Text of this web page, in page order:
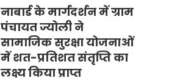
नाबार्ड के मार्गदर्शन में ग्राम
पंचायत ज्योली ने
सामाजिक सुरक्षा योजनाओं
में शत-प्रतिशत संतृप्ति का
लक्ष्य किया प्राप्त